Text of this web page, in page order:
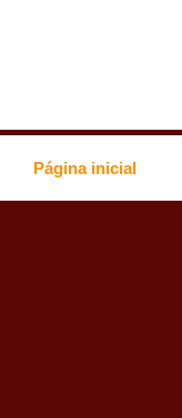
Página inicial